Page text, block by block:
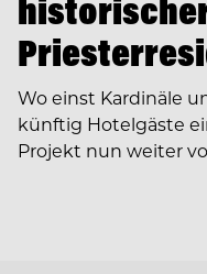
Wo einst Kardinäle
künftig Hotelgäste
Projekt nun weiter